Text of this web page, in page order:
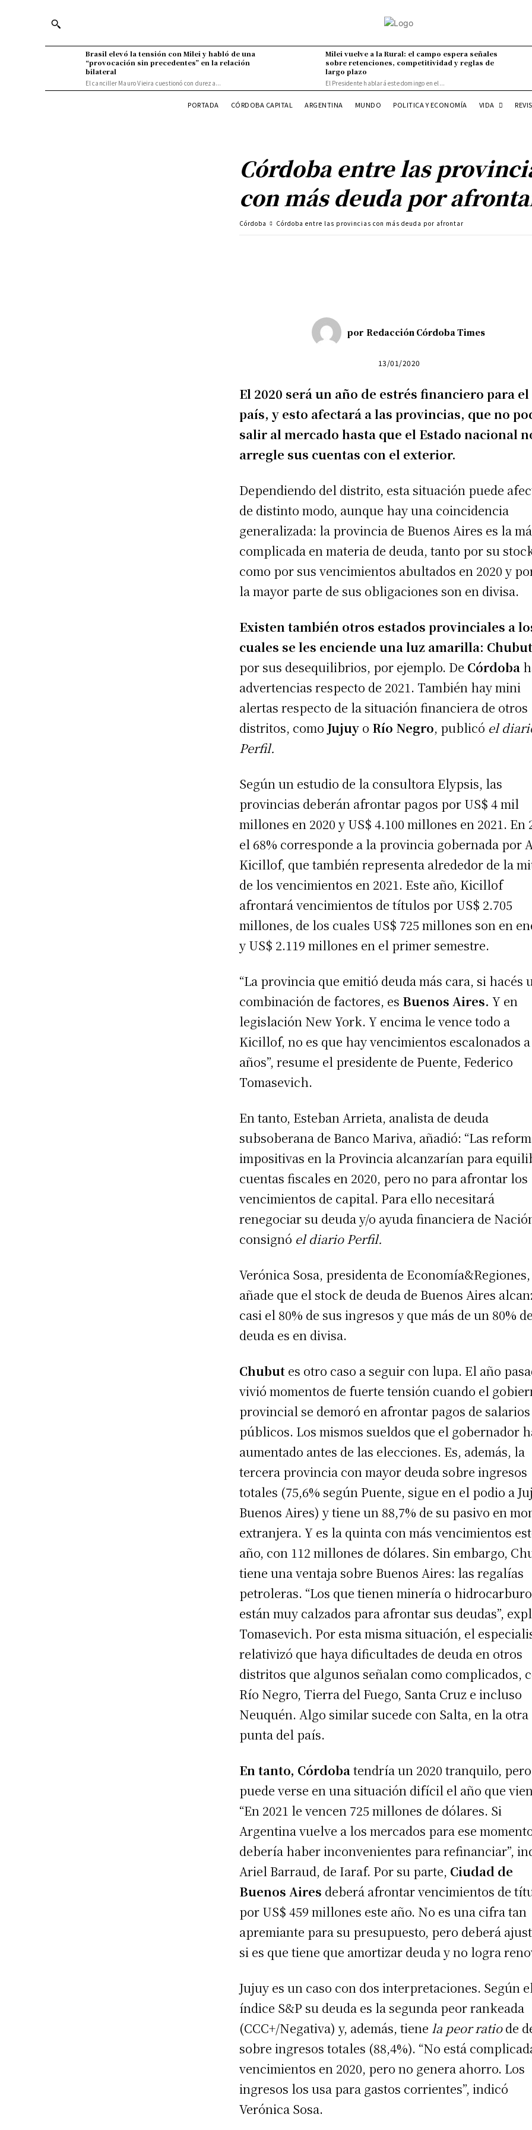
Brasil elevó la tensión con Milei y habló de una
“provocación sin precedentes” en la relación
bilateral
El canciller Mauro Vieira cuestionó con dureza...
Milei vuelve a la Rural: el campo espera señales
sobre retenciones, competitividad y reglas de
largo plazo
El Presidente hablará este domingo en el...
PORTADA CÓRDOBA CAPITAL ARGENTINA MUNDO POLITICA Y ECONOMÍA VIDA
Córdoba entre las
con más deuda por
Córdoba Córdoba entre las provincias con más deuda por afrontar
por Redacción Córdoba Times
13/01/2020
El 2020 será un año de estrés financiero para el
país, y esto afectará a las provincias, que no
salir al mercado hasta que el Estado nacional
arregle sus cuentas con el exterior.
Dependiendo del distrito, esta situación puede
de distinto modo, aunque hay una coincidencia
generalizada: la provincia de Buenos Aires es la
complicada en materia de deuda, tanto por su
como por sus vencimientos abultados en 2020 y
la mayor parte de sus obligaciones son en divisa.
Existen también otros estados provinciales a
cuales se les enciende una luz amarilla:
por sus desequilibrios, por ejemplo. De Córdoba
advertencias respecto de 2021. También hay mini
alertas respecto de la situación financiera de otros
distritos, comoJujuy o Río Negro, publicó el
Perfil.
Según un estudio de la consultora Elypsis, las
provincias deberán afrontar pagos por US$ 4 mil
millones en 2020 y US$ 4.100 millones en 2021. En
el 68% corresponde a la provincia gobernada por
Kicillof, que también representa alrededor de la
de los vencimientos en 2021. Este año, Kicillof
afrontará vencimientos de títulos por US$ 2.705
millones, de los cuales US$ 725 millones son en
y US$ 2.119 millones en el primer semestre.
“La provincia que emitió deuda más cara, si hacés
combinación de factores, es Buenos Aires. Y en
legislación New York. Y encima le vence todo a
Kicillof, no es que hay vencimientos escalonados a
años”, resume el presidente de Puente, Federico
Tomasevich.
En tanto, Esteban Arrieta, analista de deuda
subsoberana de Banco Mariva, añadió: “Las
impositivas en la Provincia alcanzarían para
cuentas fiscales en 2020, pero no para afrontar los
vencimientos de capital. Para ello necesitará
renegociar su deuda y/o ayuda financiera de
consignó el diario Perfil.
Verónica Sosa, presidenta de Economía&Regiones,
añade que el stock de deuda de Buenos Aires
casi el 80% de sus ingresos y que más de un 80%
deuda es en divisa.
Chubut es otro caso a seguir con lupa. El año
vivió momentos de fuerte tensión cuando el
provincial se demoró en afrontar pagos de salarios
públicos. Los mismos sueldos que el gobernador
aumentado antes de las elecciones. Es, además, la
tercera provincia con mayor deuda sobre ingresos
totales (75,6% según Puente, sigue en el podio a
Buenos Aires) y tiene un 88,7% de su pasivo en
extranjera. Y es la quinta con más vencimientos
año, con 112 millones de dólares. Sin embargo,
tiene una ventaja sobre Buenos Aires: las regalías
petroleras. “Los que tienen minería o
están muy calzados para afrontar sus deudas”,
Tomasevich. Por esta misma situación, el
relativizó que haya dificultades de deuda en otros
distritos que algunos señalan como complicados,
Río Negro, Tierra del Fuego, Santa Cruz e incluso
Neuquén. Algo similar sucede con Salta, en la otra
punta del país.
En tanto, Córdobatendría un 2020 tranquilo, pero
puede verse en una situación difícil el año que
“En 2021 le vencen 725 millones de dólares. Si
Argentina vuelve a los mercados para ese
debería haber inconvenientes para refinanciar”,
Ariel Barraud, de Iaraf. Por su parte, Ciudad de
Buenos Aires deberá afrontar vencimientos de
por US$ 459 millones este año. No es una cifra tan
apremiante para su presupuesto, pero deberá
si es que tiene que amortizar deuda y no logra
Jujuy es un caso con dos interpretaciones. Según
índice S&P su deuda es la segunda peor rankeada
(CCC+/Negativa) y, además, tienela peor ratiode
sobre ingresos totales (88,4%). “No está
vencimientos en 2020, pero no genera ahorro. Los
ingresos los usa para gastos corrientes”, indicó
Verónica Sosa.